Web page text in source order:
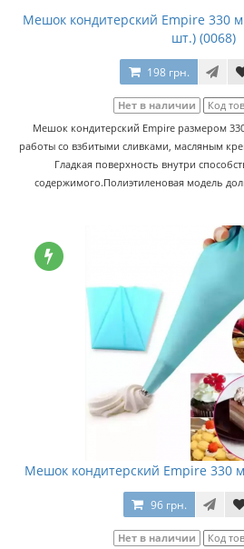
Мешок кондитерский Empire 330
шт.) (0068)
198 грн.
Нет в наличии Код
Мешок кондитерский Empire размером
работы со взбитыми сливками, масляным
Гладкая поверхность внутри
содержимого.Полиэтиленовая модель
Мешок кондитерский Empire 330
96 грн.
Нет в наличии Код